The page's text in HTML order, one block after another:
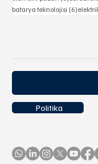
batarya teknolojisi (6)6 yazı
Politika